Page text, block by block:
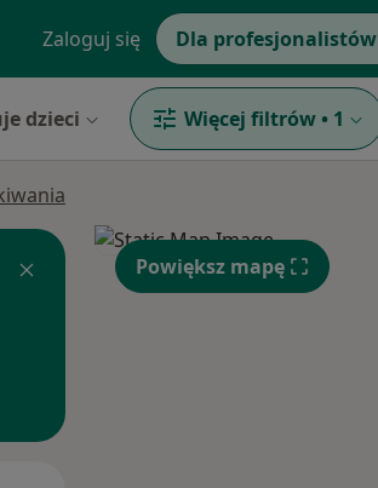
Zaloguj się Dla profesjonalistów
dzieci Więcej filtrów • 1
Powiększ mapę